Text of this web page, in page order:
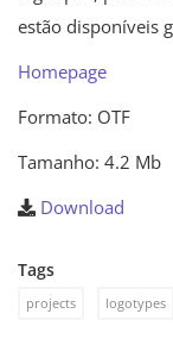
estão disponíveis
Homepage
Formato: OTF
Tamanho: 4.2 Mb
Download
Tags
projects logotypes